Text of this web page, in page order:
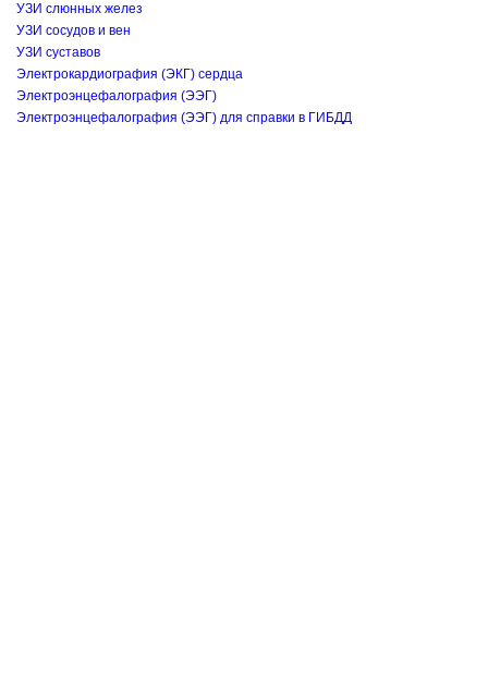
УЗИ слюнных желез
УЗИ сосудов и вен
УЗИ суставов
Электрокардиография (ЭКГ) сердца
Электроэнцефалография (ЭЭГ)
Электроэнцефалография (ЭЭГ) для справки в ГИБДД